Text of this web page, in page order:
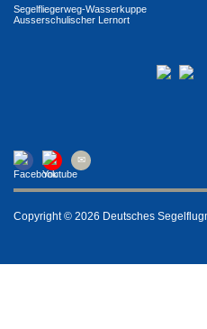
Segelfliegerweg-Wasserkuppe
Ausserschulischer Lernort
Copyright © 2026 Deutsches